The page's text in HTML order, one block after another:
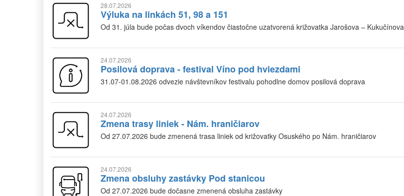
28.07.2026
Výluka na linkách 51, 98 a 151
Od 31. júla bude počas dvoch víkendov čiastočne uzatvorená križovatka Jarošova – Kukučínova
24.07.2026
Posilová doprava - festival Víno pod hviezdami
31.07-01.08.2026 odvezie návštevníkov festivalu pohodlne domov posilová doprava
24.07.2026
Zmena trasy liniek - Nám. hraničiarov
Od 27.07.2026 bude zmenená trasa liniek od križovatky Osuského po Nám. hraničiarov
24.07.2026
Zmena obsluhy zastávky Pod stanicou
Od 27.07.2026 bude dočasne zmenená obsluha zastávky